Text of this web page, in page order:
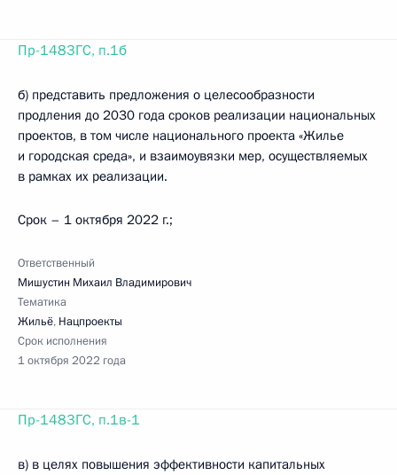
Пр-1483ГС, п.1б
б) представить предложения о целесообразности
продления до 2030 года сроков реализации национальных
проектов, в том числе национального проекта «Жилье
и городская среда», и взаимоувязки мер, осуществляемых
в рамках их реализации.
Срок – 1 октября 2022 г.;
Ответственный
Мишустин Михаил Владимирович
Тематика
Жильё, Нацпроекты
Срок исполнения
1 октября 2022 года
Пр-1483ГС, п.1в-1
в) в целях повышения эффективности капитальных